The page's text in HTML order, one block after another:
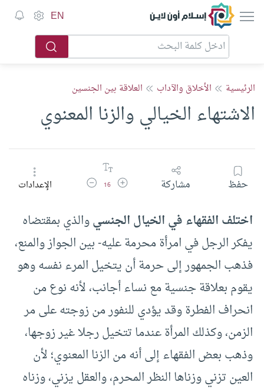
إسلام أون لاين EN
الرئيسية الأخلاق والآداب العلاقة بين الجنسين
الاشتهاء الخيالي والزنا المعنوي
حفظ مشاركة زيادة حجم الخط
16 تقليل حجم الخطالإعدادات
اختلف الفقهاء في الخيال الجنسيوالذي بمقتضاه
يفكر الرجل في امرأة محرمة عليه- بين الجواز والمنع،
فذهب الجمهور إلى حرمة أن يتخيل المرء نفسه وهو
يقوم بعلاقة جنسية مع نساء أجانب، لأنه نوع من
انحراف الفطرة وقد يؤدي للنفور من زوجته على مر
الزمن، وكذلك المرأة عندما تتخيل رجلا غير زوجها،
وذهب بعض الفقهاء إلى أنه من الزنا المعنوي؛ لأن
العين تزني وزناها النظر المحرم، والعقل يزني، وزناه